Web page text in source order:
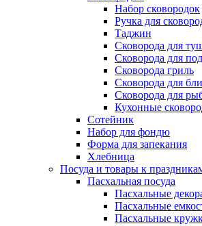
Набор сковородок
Ручка для
Таджин
Сковорода для
Сковорода для
Сковорода гриль
Сковорода для
Сковорода для
Кухонные
Сотейник
Набор для фондю
Форма для запекания
Хлебница
Посуда и товары к
Пасхальная посуда
Пасхальные
Пасхальные
Пасхальные